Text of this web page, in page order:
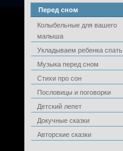
Перед сном
Колыбельные для вашего
малыша
Укладываем ребенка спать
Музыка перед сном
Стихи про сон
Пословицы и поговорки
Детский лепет
Докучные сказки
Авторские сказки